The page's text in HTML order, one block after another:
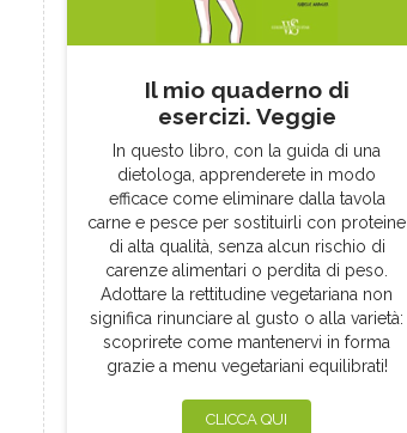
Il mio quaderno di
esercizi. Veggie
In questo libro, con la guida di una
dietologa, apprenderete in modo
efficace come eliminare dalla tavola
carne e pesce per sostituirli con proteine
di alta qualità, senza alcun rischio di
carenze alimentari o perdita di peso.
Adottare la rettitudine vegetariana non
significa rinunciare al gusto o alla varietà:
scoprirete come mantenervi in forma
grazie a menu vegetariani equilibrati!
CLICCA QUI